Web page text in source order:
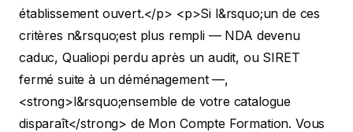
établissement ouvert.</p> <p>Si l&rsquo;un de ces
critères n&rsquo;est plus rempli — NDA devenu
caduc, Qualiopi perdu après un audit, ou SIRET
fermé suite à un déménagement —,
<strong>l&rsquo;ensemble de votre catalogue
disparaît</strong> de Mon Compte Formation. Vous